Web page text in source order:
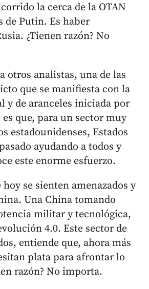
la cerca de la OTAN
de Putin. Es haber
¿Tienen razón? No
otros analistas, una de las
que se manifiesta con la
y de aranceles iniciada por
que, para un sector muy
estadounidenses, Estados
ayudando a todos y
este enorme esfuerzo.
se sienten amenazados y
Una China tomando
militar y tecnológica,
4.0. Este sector de
entiende que, ahora más
plata para afrontar lo
razón? No importa.